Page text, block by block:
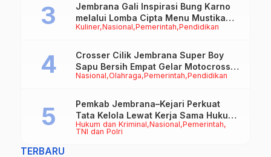
Kuliner Nasional Pemerintah Pendidikan
Jembrana Gali Inspirasi Bung Karno
melalui Lomba Cipta Menu Mustika
Rasa
Nasional Olahraga Pemerintah Pendidikan
Crosser Cilik Jembrana Super Boy
Sapu Bersih Empat Gelar Motocross
50cc
Hukum dan Kriminal Nasional Pemerintah
TNI dan Polri
Pemkab Jembrana–Kejari Perkuat
Tata Kelola Lewat Kerja Sama Hukum
Datun
TERBARU